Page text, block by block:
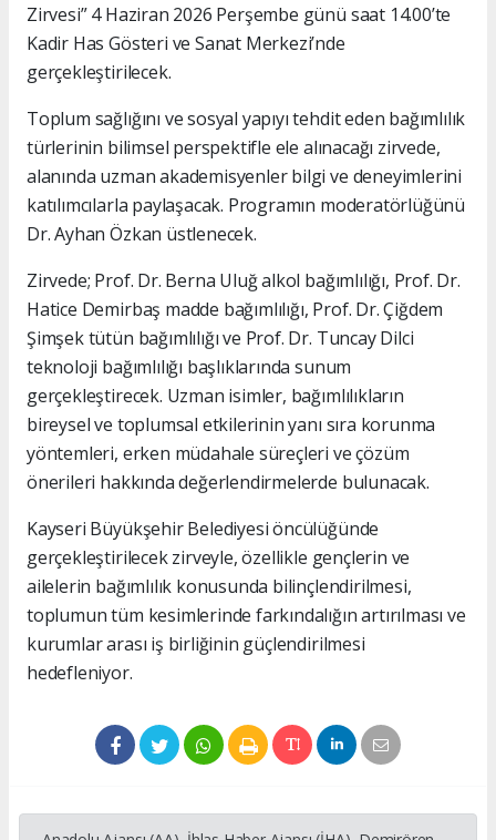
Zirvesi” 4 Haziran 2026 Perşembe günü saat 14.00’te
Kadir Has Gösteri ve Sanat Merkezi’nde
gerçekleştirilecek.
Toplum sağlığını ve sosyal yapıyı tehdit eden bağımlılık
türlerinin bilimsel perspektifle ele alınacağı zirvede,
alanında uzman akademisyenler bilgi ve deneyimlerini
katılımcılarla paylaşacak. Programın moderatörlüğünü
Dr. Ayhan Özkan üstlenecek.
Zirvede; Prof. Dr. Berna Uluğ alkol bağımlılığı, Prof. Dr.
Hatice Demirbaş madde bağımlılığı, Prof. Dr. Çiğdem
Şimşek tütün bağımlılığı ve Prof. Dr. Tuncay Dilci
teknoloji bağımlılığı başlıklarında sunum
gerçekleştirecek. Uzman isimler, bağımlılıkların
bireysel ve toplumsal etkilerinin yanı sıra korunma
yöntemleri, erken müdahale süreçleri ve çözüm
önerileri hakkında değerlendirmelerde bulunacak.
Kayseri Büyükşehir Belediyesi öncülüğünde
gerçekleştirilecek zirveyle, özellikle gençlerin ve
ailelerin bağımlılık konusunda bilinçlendirilmesi,
toplumun tüm kesimlerinde farkındalığın artırılması ve
kurumlar arası iş birliğinin güçlendirilmesi
hedefleniyor.